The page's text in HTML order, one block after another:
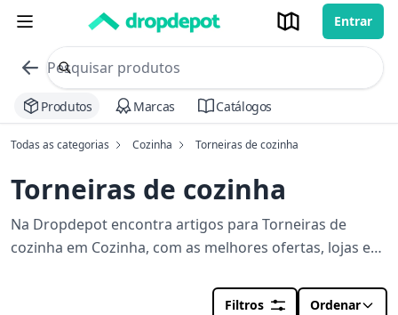
Entrar
commerce search no header
Procurar
Produtos Marcas Catálogos
Todas as categorias Cozinha Torneiras de cozinha
Torneiras de cozinha
Na Dropdepot encontra artigos para Torneiras de
cozinha em Cozinha, com as melhores ofertas, lojas e
Filtros Ordenar